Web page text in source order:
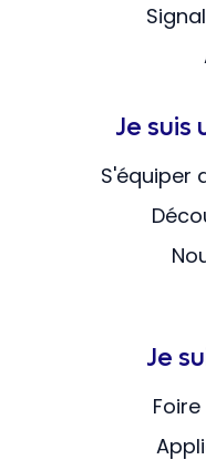
Je suis
S'équiper
Je